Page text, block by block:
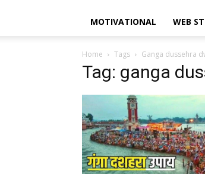
MOTIVATIONAL WEB
Home Tags Ganga dussehra
Tag: ganga